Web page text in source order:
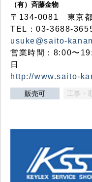
（有）斉藤金物
〒134-0081 東京
TEL：03-3688-
usuke@saito-
営業時間：8:00〜
日
http://www.saito-
販売可 工事・